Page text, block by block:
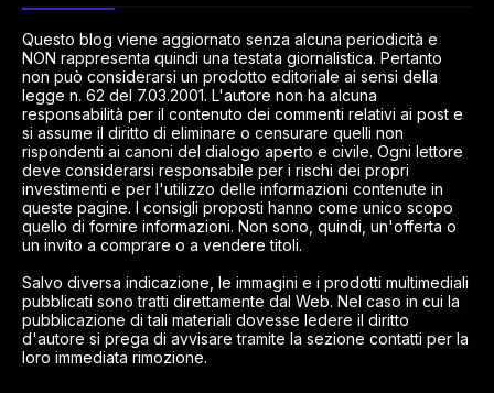
Questo blog viene aggiornato senza alcuna periodicità e
NON rappresenta quindi una testata giornalistica. Pertanto
non può considerarsi un prodotto editoriale ai sensi della
legge n. 62 del 7.03.2001. L'autore non ha alcuna
responsabilità per il contenuto dei commenti relativi ai post e
si assume il diritto di eliminare o censurare quelli non
rispondenti ai canoni del dialogo aperto e civile. Ogni lettore
deve considerarsi responsabile per i rischi dei propri
investimenti e per l'utilizzo delle informazioni contenute in
queste pagine. I consigli proposti hanno come unico scopo
quello di fornire informazioni. Non sono, quindi, un'offerta o
un invito a comprare o a vendere titoli.
Salvo diversa indicazione, le immagini e i prodotti multimediali
pubblicati sono tratti direttamente dal Web. Nel caso in cui la
pubblicazione di tali materiali dovesse ledere il diritto
d'autore si prega di avvisare tramite la sezione contatti per la
loro immediata rimozione.